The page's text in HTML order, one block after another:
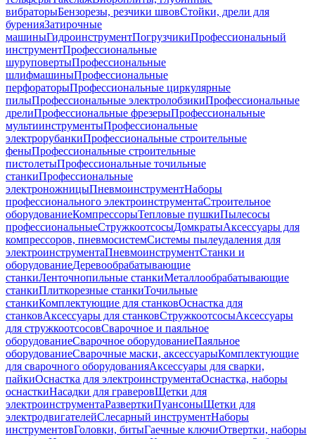
вибраторыБензорезы, резчики швовСтойки, дрели для
буренияЗатирочные
машиныГидроинструментПогрузчикиПрофессиональный
инструментПрофессиональные
шуруповертыПрофессиональные
шлифмашиныПрофессиональные
перфораторыПрофессиональные циркулярные
пилыПрофессиональные электролобзикиПрофессиональные
дрелиПрофессиональные фрезерыПрофессиональные
мультиинструментыПрофессиональные
электрорубанкиПрофессиональные строительные
феныПрофессиональные строительные
пистолетыПрофессиональные точильные
станкиПрофессиональные
электроножницыПневмоинструментНаборы
профессионального электроинструментаСтроительное
оборудованиеКомпрессорыТепловые пушкиПылесосы
профессиональныеСтружкоотсосыДомкратыАксессуары для
компрессоров, пневмосистемСистемы пылеудаления для
электроинструментаПневмоинструментСтанки и
оборудованиеДеревообрабатывающие
станкиЛенточнопильные станкиМеталлообрабатывающие
станкиПлиткорезные станкиТочильные
станкиКомплектующие для станковОснастка для
станковАксессуары для станковСтружкоотсосыАксессуары
для стружкоотсосовСварочное и паяльное
оборудованиеСварочное оборудованиеПаяльное
оборудованиеСварочные маски, аксессуарыКомплектующие
для сварочного оборудованияАксессуары для сварки,
пайкиОснастка для электроинструментаОснастка, наборы
оснасткиНасадки для граверовЩетки для
электроинструментаРазверткиПуансоныЩетки для
электродвигателейСлесарный инструментНаборы
инструментовГоловки, битыГаечные ключиОтвертки, наборы